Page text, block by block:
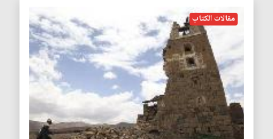
مقالات الكتاب